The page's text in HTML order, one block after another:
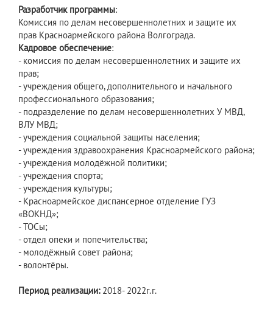
Разработчик программы:
Комиссия по делам несовершеннолетних и защите их
прав Красноармейского района Волгограда.
Кадровое обеспечение:
- комиссия по делам несовершеннолетних и защите их
прав;
- учреждения общего, дополнительного и начального
профессионального образования;
- подразделение по делам несовершеннолетних У МВД,
ВЛУ МВД;
- учреждения социальной защиты населения;
- учреждения здравоохранения Красноармейского района;
- учреждения молодёжной политики;
- учреждения спорта;
- учреждения культуры;
- Красноармейское диспансерное отделение ГУЗ
«ВОКНД»;
- ТОСы;
- отдел опеки и попечительства;
- молодёжный совет района;
- волонтёры.
Период реализации:2018- 2022г.г.